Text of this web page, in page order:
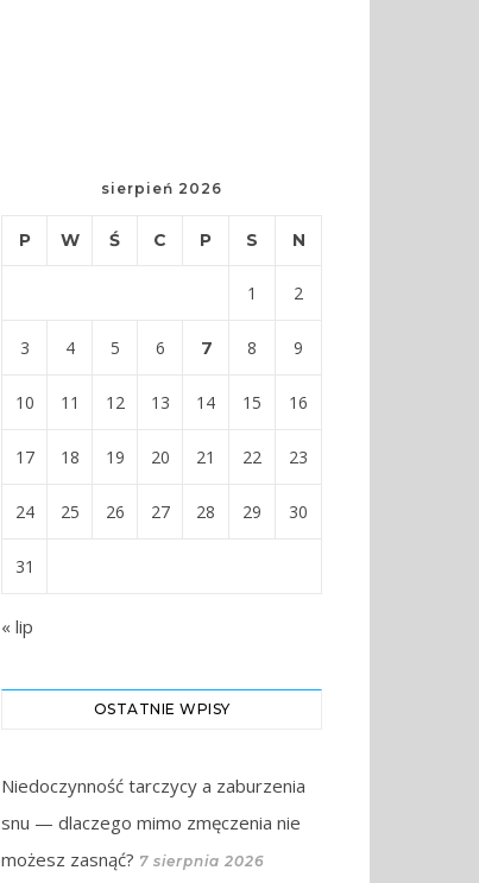
sierpień 2026
P W Ś C P S N
1 2
3 4 5 6 7 8 9
10 11 12 13 14 15 16
17 18 19 20 21 22 23
24 25 26 27 28 29 30
31
« lip
OSTATNIE WPISY
Niedoczynność tarczycy a zaburzenia
snu — dlaczego mimo zmęczenia nie
możesz zasnąć? 7 sierpnia 2026